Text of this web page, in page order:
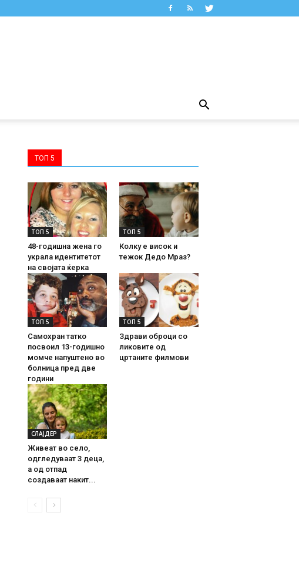
ТОП 5
ТОП 5
48-годишна жена го
украла идентитетот
на својата ќерка
ТОП 5
Колку е висок и
тежок Дедо Мраз?
ТОП 5
Самохран татко
посвоил 13-годишно
момче напуштено во
болница пред две
години
ТОП 5
Здрави оброци со
ликовите од
цртаните филмови
СЛАЈДЕР
Живеат во село,
одгледуваат 3 деца,
а од отпад
создаваат накит...